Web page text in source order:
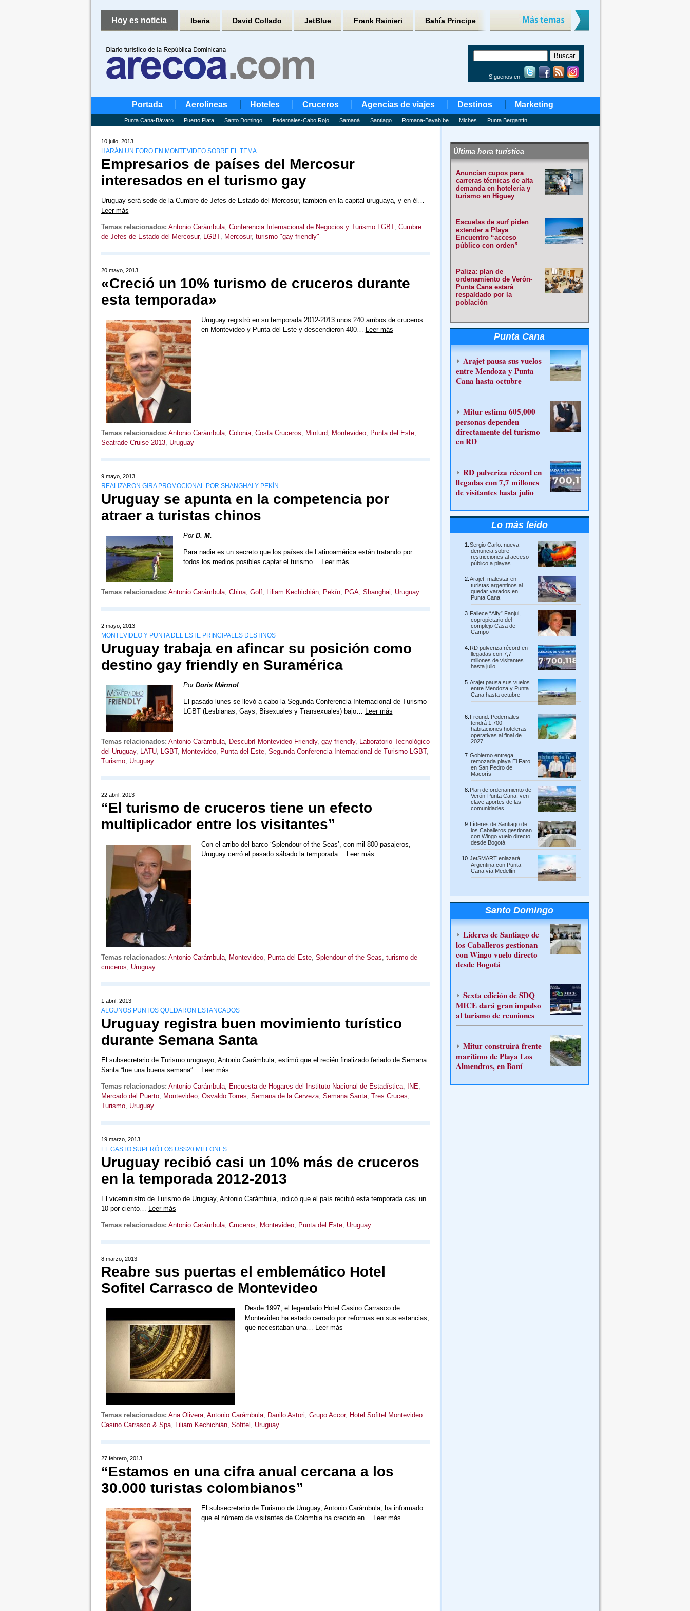
Hoy es noticia Iberia David Collado JetBlue Frank Rainieri Bahía Principe
Síguenos en:
Portada Aerolíneas Hoteles Cruceros Agencias de viajes Destinos Marketing
Punta Cana-Bávaro Puerto Plata Santo Domingo Pedernales-Cabo Rojo Samaná Santiago Romana-Bayahíbe Miches Punta Bergantín
10 julio, 2013
HARÁN UN FORO EN MONTEVIDEO SOBRE EL TEMA
Empresarios de países del Mercosur
interesados en el turismo gay
Uruguay será sede de la Cumbre de Jefes de Estado del Mercosur, también en la capital uruguaya, y en él…
Leer más
Temas relacionados: Antonio Carámbula, Conferencia Internacional de Negocios y Turismo LGBT, Cumbre
de Jefes de Estado del Mercosur, LGBT, Mercosur, turismo "gay friendly"
20 mayo, 2013
«Creció un 10% turismo de cruceros durante
esta temporada»
Uruguay registró en su temporada 2012-2013 unos 240 arribos de cruceros
en Montevideo y Punta del Este y descendieron 400… Leer más
Temas relacionados: Antonio Carámbula, Colonia, Costa Cruceros, Minturd, Montevideo, Punta del Este,
Seatrade Cruise 2013, Uruguay
9 mayo, 2013
REALIZARON GIRA PROMOCIONAL POR SHANGHAI Y PEKÍN
Uruguay se apunta en la competencia por
atraer a turistas chinos
Por D. M.
Para nadie es un secreto que los países de Latinoamérica están tratando por
todos los medios posibles captar el turismo… Leer más
Temas relacionados: Antonio Carámbula, China, Golf, Liliam Kechichián, Pekín, PGA, Shanghai, Uruguay
2 mayo, 2013
MONTEVIDEO Y PUNTA DEL ESTE PRINCIPALES DESTINOS
Uruguay trabaja en afincar su posición como
destino gay friendly en Suramérica
Por Doris Mármol
El pasado lunes se llevó a cabo la Segunda Conferencia Internacional de Turismo
LGBT (Lesbianas, Gays, Bisexuales y Transexuales) bajo… Leer más
Temas relacionados: Antonio Carámbula, Descubrí Montevideo Friendly, gay friendly, Laboratorio Tecnológico
del Uruguay, LATU, LGBT, Montevideo, Punta del Este, Segunda Conferencia Internacional de Turismo LGBT,
Turismo, Uruguay
22 abril, 2013
“El turismo de cruceros tiene un efecto
multiplicador entre los visitantes”
Con el arribo del barco ‘Splendour of the Seas’, con mil 800 pasajeros,
Uruguay cerró el pasado sábado la temporada… Leer más
Temas relacionados: Antonio Carámbula, Montevideo, Punta del Este, Splendour of the Seas, turismo de
cruceros, Uruguay
1 abril, 2013
ALGUNOS PUNTOS QUEDARON ESTANCADOS
Uruguay registra buen movimiento turístico
durante Semana Santa
El subsecretario de Turismo uruguayo, Antonio Carámbula, estimó que el recién finalizado feriado de Semana
Santa “fue una buena semana”… Leer más
Temas relacionados: Antonio Carámbula, Encuesta de Hogares del Instituto Nacional de Estadística, INE,
Mercado del Puerto, Montevideo, Osvaldo Torres, Semana de la Cerveza, Semana Santa, Tres Cruces,
Turismo, Uruguay
19 marzo, 2013
EL GASTO SUPERÓ LOS US$20 MILLONES
Uruguay recibió casi un 10% más de cruceros
en la temporada 2012-2013
El viceministro de Turismo de Uruguay, Antonio Carámbula, indicó que el país recibió esta temporada casi un
10 por ciento… Leer más
Temas relacionados: Antonio Carámbula, Cruceros, Montevideo, Punta del Este, Uruguay
8 marzo, 2013
Reabre sus puertas el emblemático Hotel
Sofitel Carrasco de Montevideo
Desde 1997, el legendario Hotel Casino Carrasco de
Montevideo ha estado cerrado por reformas en sus estancias,
que necesitaban una… Leer más
Temas relacionados: Ana Olivera, Antonio Carámbula, Danilo Astori Grupo Accor, Hotel Sofitel Montevideo
Casino Carrasco & Spa, Liliam Kechichián, Sofitel Uruguay
27 febrero, 2013
“Estamos en una cifra anual cercana a los
30.000 turistas colombianos”
El subsecretario de Turismo de Uruguay, Antonio Carámbula, ha informado
que el número de visitantes de Colombia ha crecido en… Leer más
Última hora turística
Anuncian cupos para
carreras técnicas de alta
demanda en hotelería y
turismo en Higuey
Escuelas de surf piden
extender a Playa
Encuentro “acceso
público con orden”
Paliza: plan de
ordenamiento de Verón-
Punta Cana estará
respaldado por la
población
Punta Cana
Arajet pausa sus vuelos
entre Mendoza y Punta
Cana hasta octubre
Mitur estima 605,000
personas dependen
directamente del turismo
en RD
RD pulveriza récord en
llegadas con 7,7 millones
de visitantes hasta julio
Lo más leído
Sergio Carlo: nueva
denuncia sobre
restricciones al acceso
público a playas
Arajet: malestar en
turistas argentinos al
quedar varados en
Punta Cana
Fallece “Alfy” Fanjul,
copropietario del
complejo Casa de
Campo
RD pulveriza récord en
llegadas con 7,7
millones de visitantes
hasta julio
Arajet pausa sus vuelos
entre Mendoza y Punta
Cana hasta octubre
Freund: Pedernales
tendrá 1,700
habitaciones hoteleras
operativas al final de
2027
Gobierno entrega
remozada playa El Faro
en San Pedro de
Macorís
Plan de ordenamiento de
Verón-Punta Cana: ven
clave aportes de las
comunidades
Líderes de Santiago de
los Caballeros gestionan
con Wingo vuelo directo
desde Bogotá
JetSMART enlazará
Argentina con Punta
Cana vía Medellín
Santo Domingo
Líderes de Santiago de
los Caballeros gestionan
con Wingo vuelo directo
desde Bogotá
Sexta edición de SDQ
MICE dará gran impulso
al turismo de reuniones
Mitur construirá frente
marítimo de Playa Los
Almendros, en Baní